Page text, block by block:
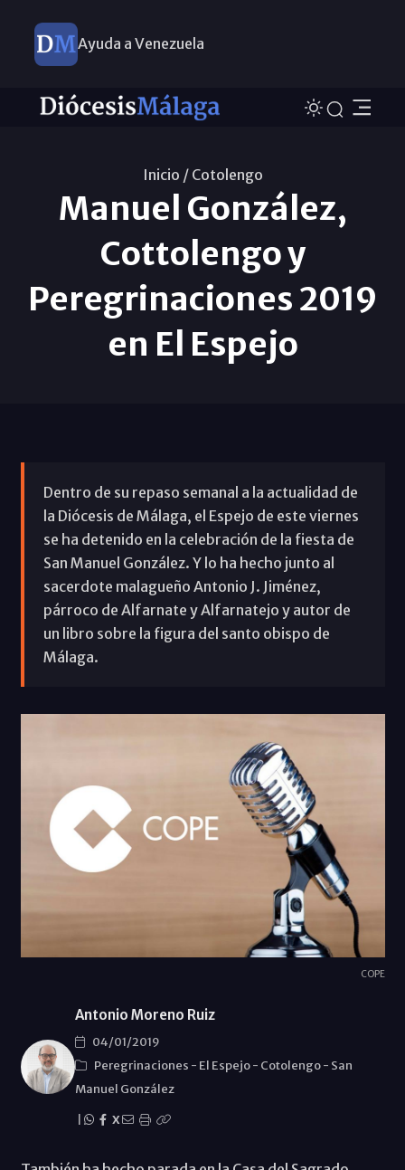
Ayuda a Venezuela
Inicio / Cotolengo
Manuel González,
Cottolengo y
Peregrinaciones 2019
en El Espejo
Dentro de su repaso semanal a la actualidad de
la Diócesis de Málaga, el Espejo de este viernes
se ha detenido en la celebración de la fiesta de
San Manuel González. Y lo ha hecho junto al
sacerdote malagueño Antonio J. Jiménez,
párroco de Alfarnate y Alfarnatejo y autor de
un libro sobre la figura del santo obispo de
Málaga.
COPE
Antonio Moreno Ruiz
04/01/2019
Peregrinaciones - El Espejo- Cotolengo- San
Manuel González
X